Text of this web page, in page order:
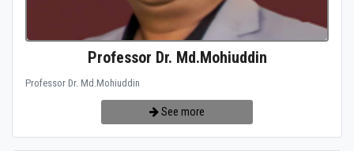
Professor Dr. Md.Mohiuddin
Professor Dr. Md.Mohiuddin
See more